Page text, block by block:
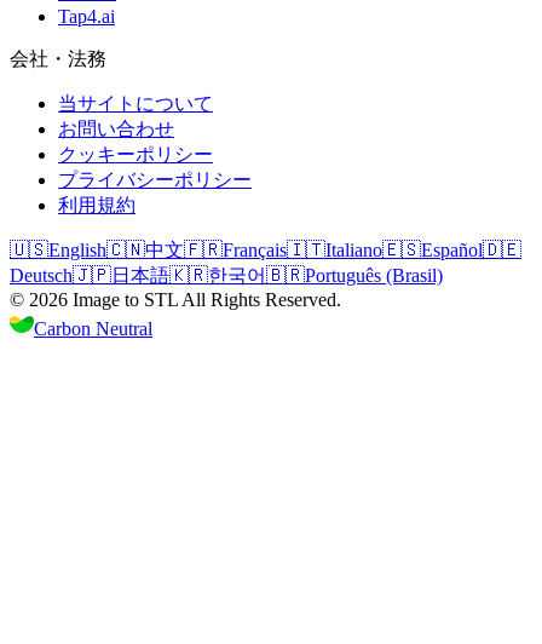
Tap4.ai
会社・法務
当サイトについて
お問い合わせ
クッキーポリシー
プライバシーポリシー
利用規約
🇺🇸English🇨🇳中文🇫🇷Français🇮🇹Italiano🇪🇸Español🇩🇪
Deutsch🇯🇵日本語🇰🇷한국어🇧🇷Português (Brasil)
© 2026 Image to STL All Rights Reserved.
Carbon Neutral